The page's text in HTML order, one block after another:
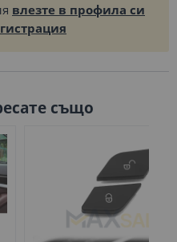
влезте в профила си
също